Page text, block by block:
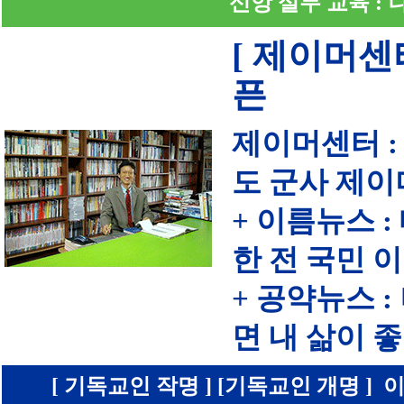
[ 제이머센
픈
제이머센터
도 군사 제
+ 이름뉴스 :
한 전 국민
+ 공약뉴스 :
면 내 삶이
[ 기독교인 작명 ] [기독교인 개명 ]